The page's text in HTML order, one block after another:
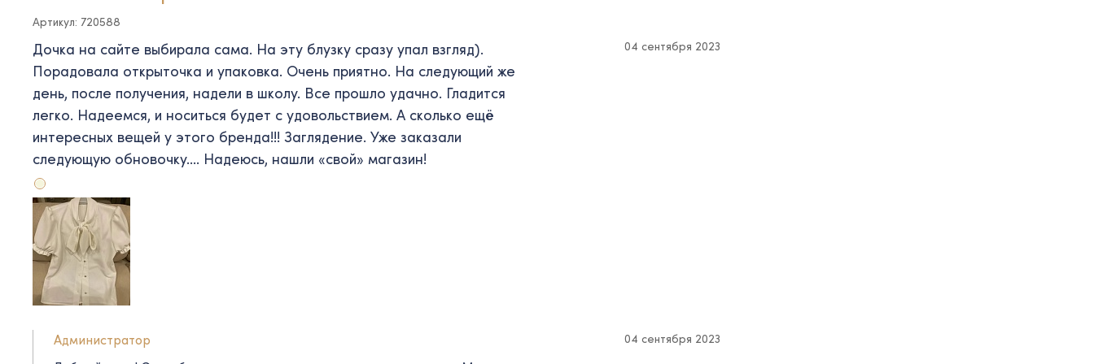
Артикул: 720588
Дочка на сайте выбирала сама. На эту блузку сразу упал взгляд).
Порадовала открыточка и упаковка. Очень приятно. На следующий же
день, после получения, надели в школу. Все прошло удачно. Гладится
легко. Надеемся, и носиться будет с удовольствием. А сколько ещё
интересных вещей у этого бренда!!! Заглядение. Уже заказали
следующую обновочку…. Надеюсь, нашли «свой» магазин!
04 сентября 2023
Администратор 04 сентября 2023